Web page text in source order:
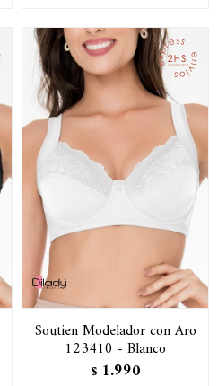
Soutien Modelador con Aro
123410 - Blanco
$ 1.990